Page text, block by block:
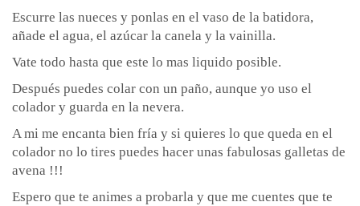
Escurre las nueces y ponlas en el vaso de la batidora,
añade el agua, el azúcar la canela y la vainilla.
Vate todo hasta que este lo mas liquido posible.
Después puedes colar con un paño, aunque yo uso el
colador y guarda en la nevera.
A mi me encanta bien fría y si quieres lo que queda en el
colador no lo tires puedes hacer unas fabulosas galletas de
avena !!!
Espero que te animes a probarla y que me cuentes que te